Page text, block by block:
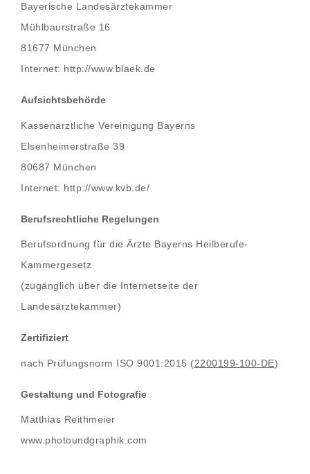
Bayerische Landesärztekammer
Mühlbaurstraße 16
81677 München
Internet: http://www.blaek.de
Aufsichtsbehörde
Kassenärztliche Vereinigung Bayerns
Elsenheimerstraße 39
80687 München
Internet: http://www.kvb.de/
Berufsrechtliche Regelungen
Berufsordnung für die Ärzte Bayerns Heilberufe-
Kammergesetz
(zugänglich über die Internetseite der
Landesärztekammer)
Zertifiziert
nach Prüfungsnorm ISO 9001:2015 (2200199-100-DE)
Gestaltung und Fotografie
Matthias Reithmeier
www.photoundgraphik.com